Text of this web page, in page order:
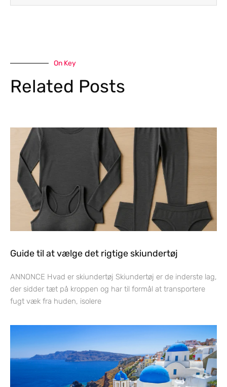
On Key
Related Posts
Guide til at vælge det rigtige skiundertøj
ANNONCE Hvad er skiundertøj Skiundertøj er de inderste lag,
der sidder tæt på kroppen og har til formål at transportere
fugt væk fra huden, isolere